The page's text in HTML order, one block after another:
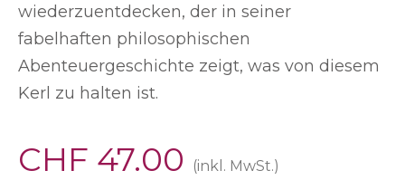
wiederzuentdecken, der in seiner
fabelhaften philosophischen
Abenteuergeschichte zeigt, was von diesem
Kerl zu halten ist.
CHF 47.00 (inkl. MwSt.)